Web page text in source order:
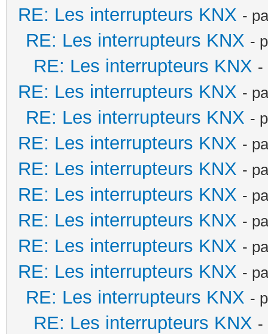
RE: Les interrupteurs KNX -
RE: Les interrupteurs KNX -
RE: Les interrupteurs KNX -
RE: Les interrupteurs KNX -
RE: Les interrupteurs KNX -
RE: Les interrupteurs KNX -
RE: Les interrupteurs KNX -
RE: Les interrupteurs KNX -
RE: Les interrupteurs KNX -
RE: Les interrupteurs KNX -
RE: Les interrupteurs KNX -
RE: Les interrupteurs KNX -
RE: Les interrupteurs KNX -